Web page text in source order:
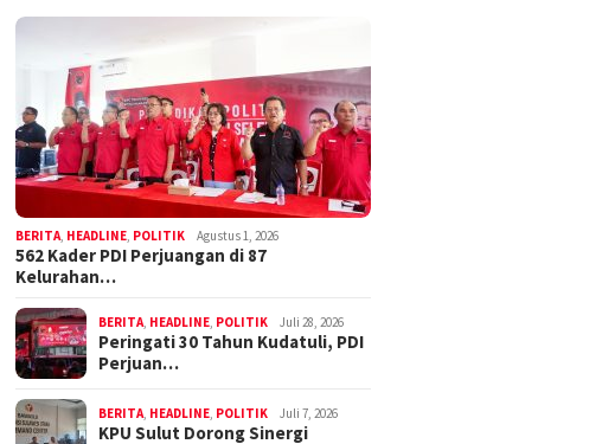
BERITA HEADLINE POLITIK Agustus 1, 2026
562 Kader PDI Perjuangan di 87
Kelurahan…
BERITA HEADLINE POLITIK Juli 28, 2026
Peringati 30 Tahun Kudatuli, PDI
Perjuan…
BERITA HEADLINE POLITIK Juli 7, 2026
KPU Sulut Dorong Sinergi